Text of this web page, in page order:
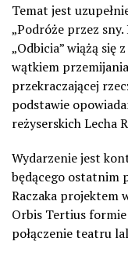
Temat jest
„Podróże przez
„Odbicia” wiążą się
wątkiem
przekraczającej
podstawie
reżyserskich Lecha
Wydarzenie jest
będącego ostatnim
Raczaka projektem
Orbis Tertius formie
połączenie teatru